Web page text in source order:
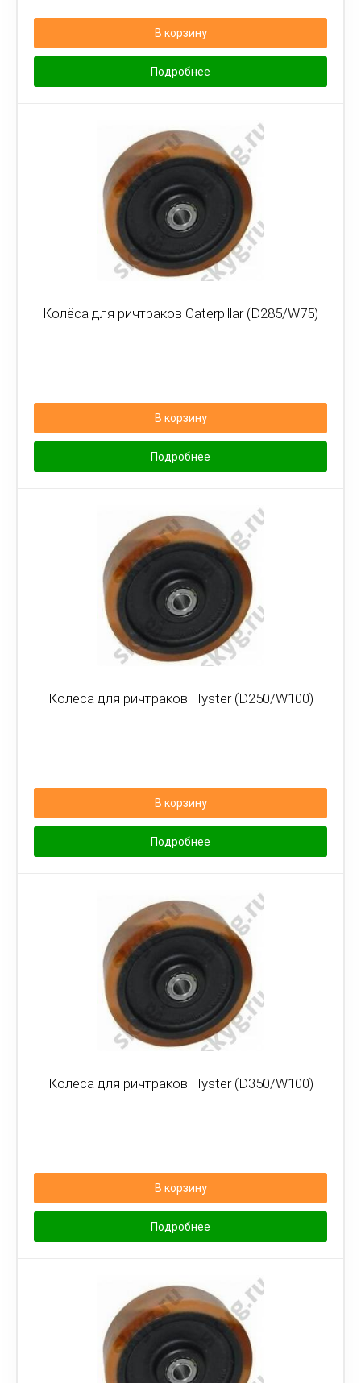
В корзину
Подробнее
Колёса для ричтраков Caterpillar (D285/W75)
В корзину
Подробнее
Колёса для ричтраков Hyster (D250/W100)
В корзину
Подробнее
Колёса для ричтраков Hyster (D350/W100)
В корзину
Подробнее